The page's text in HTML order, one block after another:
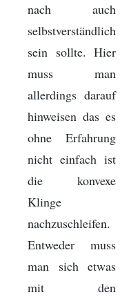
nach auch
selbstverständlich
sein sollte. Hier
muss man
allerdings darauf
hinweisen das es
ohne Erfahrung
nicht einfach ist
die konvexe
Klinge
nachzuschleifen.
Entweder muss
man sich etwas
mit den